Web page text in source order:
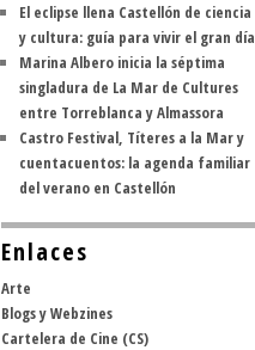
El eclipse llena Castellón de ciencia
y cultura: guía para vivir el gran día
Marina Albero inicia la séptima
singladura de La Mar de Cultures
entre Torreblanca y Almassora
Castro Festival, Títeres a la Mar y
cuentacuentos: la agenda familiar
del verano en Castellón
Enlaces
Arte
Blogs y Webzines
Cartelera de Cine (CS)